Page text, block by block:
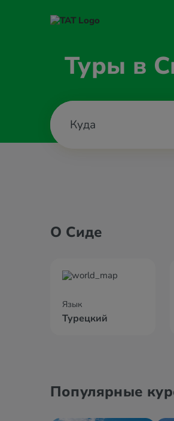
Туры в
О Сиде
Язык
Турецкий
Популярные